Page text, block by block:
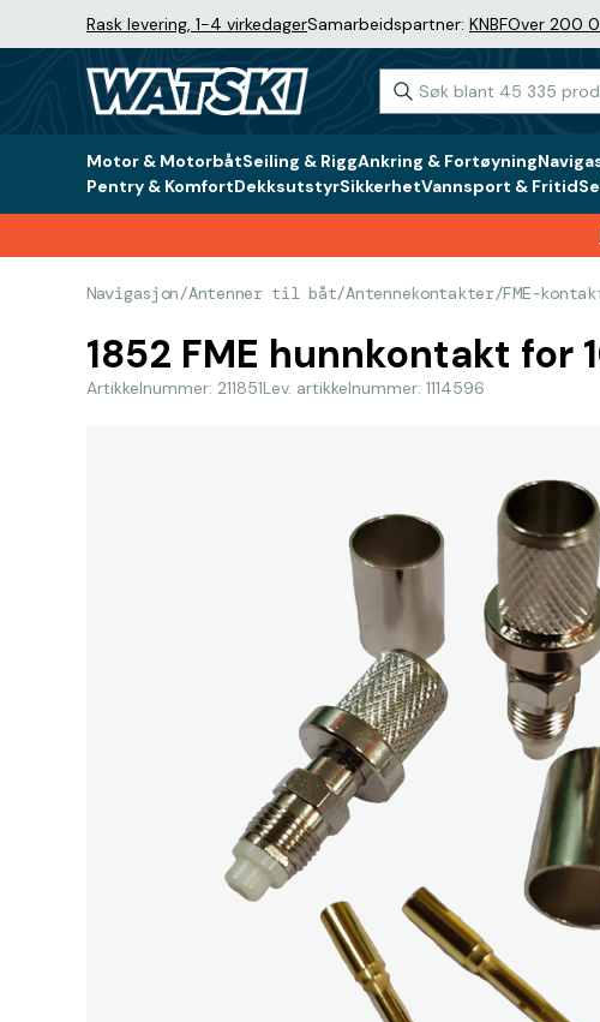
Rask levering, 1-4 virkedagerSamarbeidspartner: KNBFOver 200
Motor & MotorbåtSeiling & RiggAnkring & Fortøyning
Pentry & KomfortDekksutstyrSikkerhetVannsport & Fritid
Navigasjon/Antenner til båt/Antennekontakter/FME-
1852 FME hunnkontakt for
Artikkelnummer: 211851Lev. artikkelnummer: 1114596